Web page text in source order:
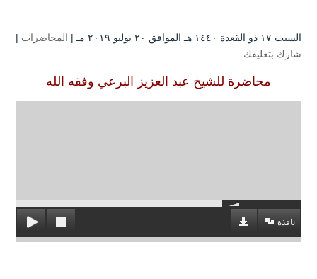
السبت ۱۷ ذو القعدة ۱٤٤۰ هـ الموافق ۲۰ يوليو ۲۰۱۹ مـ | المحاضرات |
شارك بتعليقك
محاضرة للشيخ عبد العزيز البرعي وفقه الله
نافذة